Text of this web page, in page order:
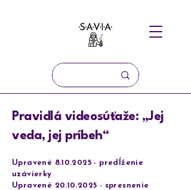
Pravidlá videosúťaže: „Jej
veda, jej príbeh“
Upravené 8.10.2025 - predĺženie
uzávierky
Upravené 20.10.2025 - spresnenie